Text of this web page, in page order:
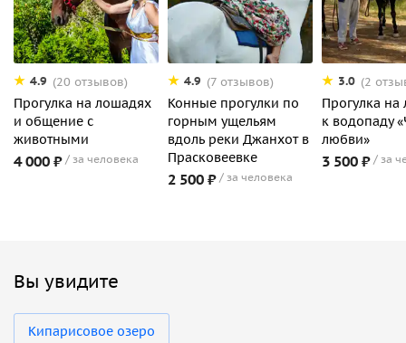
4.9 (20 отзывов)
Прогулка на лошадях
и общение с
животными
4 000 ₽ за человека
4.9 (7 отзывов)
Конные прогулки по
горным ущельям
вдоль реки Джанхот в
Прасковеевке
2 500 ₽ за человека
3.0 (2
Прогулка
к водопаду
любви»
3 500 ₽ за
Вы увидите
Кипарисовое озеро